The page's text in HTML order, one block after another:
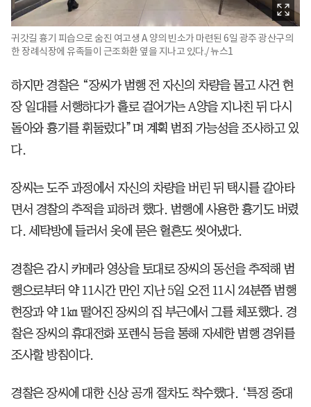
귀갓길 흉기 피습으로 숨진 여고생 A 양의 빈소가 마련된 6일 광주 광산구의
한 장례식장에 유족들이 근조화환 옆을 지나고 있다./ 뉴스1
하지만 경찰은 “장씨가 범행 전 자신의 차량을 몰고 사건 현
장 일대를 서행하다가 홀로 걸어가는 A양을 지나친 뒤 다시
돌아와 흉기를 휘둘렀다”며 계획 범죄 가능성을 조사하고 있
다.
장씨는 도주 과정에서 자신의 차량을 버린 뒤 택시를 갈아타
면서 경찰의 추적을 피하려 했다. 범행에 사용한 흉기도 버렸
다. 세탁방에 들러서 옷에 묻은 혈흔도 씻어냈다.
경찰은 감시 카메라 영상을 토대로 장씨의 동선을 추적해 범
행으로부터 약 11시간 만인 지난 5일 오전 11시 24분쯤 범행
현장과 약 1㎞ 떨어진 장씨의 집 부근에서 그를 체포했다. 경
찰은 장씨의 휴대전화 포렌식 등을 통해 자세한 범행 경위를
조사할 방침이다.
경찰은 장씨에 대한 신상 공개 절차도 착수했다. ‘특정 중대